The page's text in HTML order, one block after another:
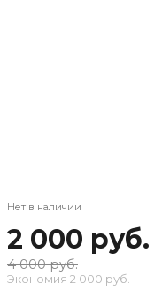
Нет в наличии
2 000 руб.
4 000 руб.
Экономия 2 000 руб.